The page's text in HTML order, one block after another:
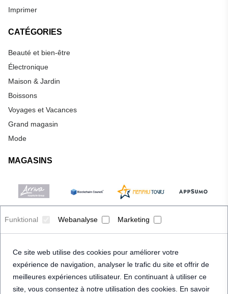
Funktional Webanalyse Marketing
Ce site web utilise des cookies pour améliorer votre
expérience de navigation, analyser le trafic du site et offrir de
meilleures expériences utilisateur. En continuant à utiliser ce
site, vous consentez à notre utilisation des cookies. En savoir
Imprimer
CATÉGORIES
Beauté et bien-être
Électronique
Maison & Jardin
Boissons
Voyages et Vacances
Grand magasin
Mode
MAGASINS